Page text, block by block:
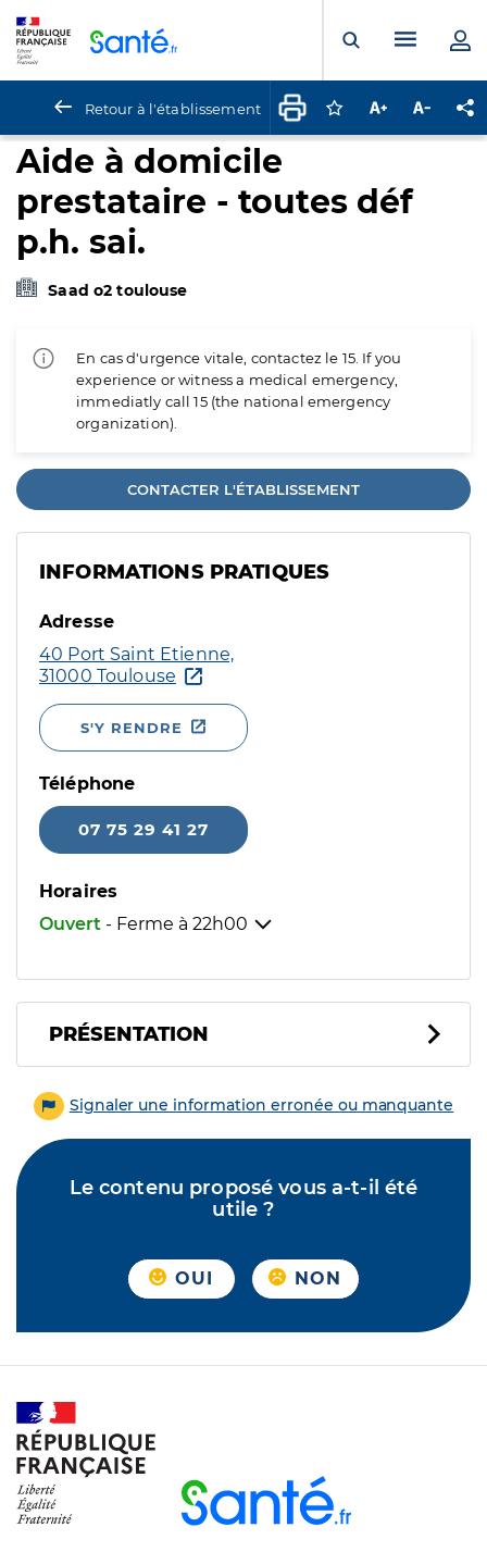
Ouvrir laMenu
Retour à l'établissement Connectez-vous
Augmenter la
Aide à domicile
prestataire - toutes déf
p.h. sai.
Saad o2 toulouse
En cas d'urgence vitale, contactez le 15. If you
experience or witness a medical emergency,
immediatly call 15 (the national emergency
organization).
CONTACTER L'ÉTABLISSEMENT
INFORMATIONS PRATIQUES
Adresse
40 Port Saint Etienne,
31000 Toulouse
S'Y RENDRE
Téléphone
07 75 29 41 27
Horaires
Ouvert - Ferme à 22h00
PRÉSENTATION
Signaler une information erronée ou manquante
Le contenu proposé vous a-t-il été
utile ?
OUI NON